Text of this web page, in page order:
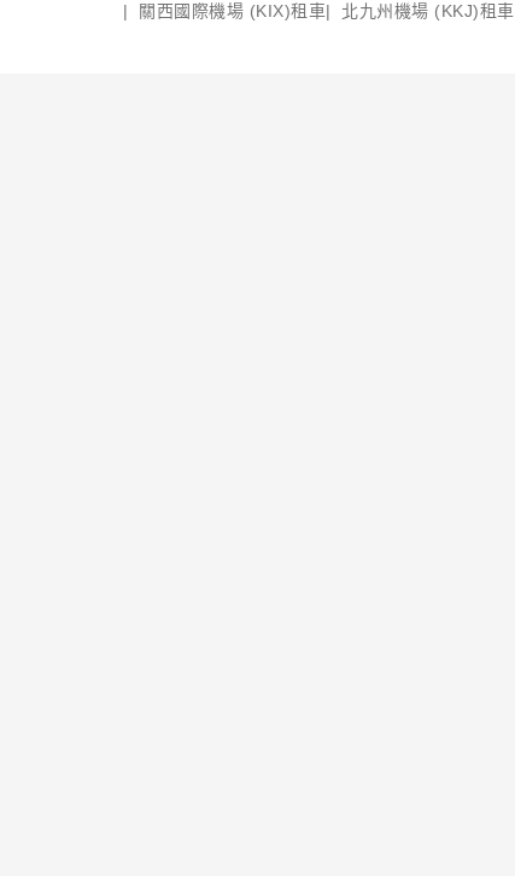
關西國際機場 (KIX)租車
北九州機場 (KKJ)租車